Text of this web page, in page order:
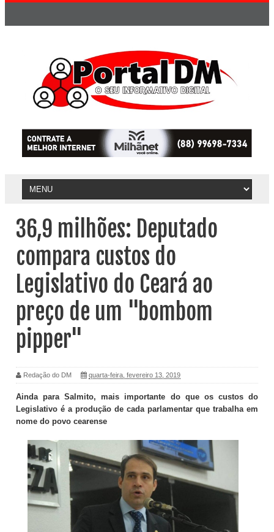
36,9 milhões: Deputado
compara custos do
Legislativo do Ceará ao
preço de um "bombom
pipper"
Redação do DM quarta-feira, fevereiro 13, 2019
Ainda para Salmito, mais importante do que os custos do
Legislativo é a produção de cada parlamentar que trabalha em
nome do povo cearense